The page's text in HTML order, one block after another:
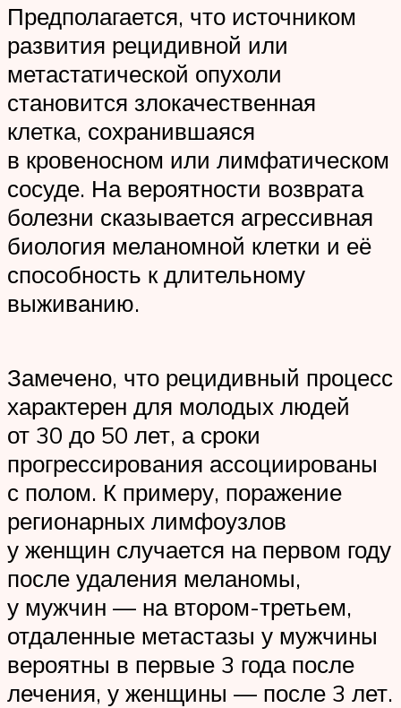
Предполагается, что источником
развития рецидивной или
метастатической опухоли
становится злокачественная
клетка, сохранившаяся
в кровеносном или лимфатическом
сосуде. На вероятности возврата
болезни сказывается агрессивная
биология меланомной клетки и её
способность к длительному
выживанию.
Замечено, что рецидивный процесс
характерен для молодых людей
от 30 до 50 лет, а сроки
прогрессирования ассоциированы
с полом. К примеру, поражение
регионарных лимфоузлов
у женщин случается на первом году
после удаления меланомы,
у мужчин — на втором-третьем,
отдаленные метастазы у мужчины
вероятны в первые 3 года после
лечения, у женщины — после 3 лет.